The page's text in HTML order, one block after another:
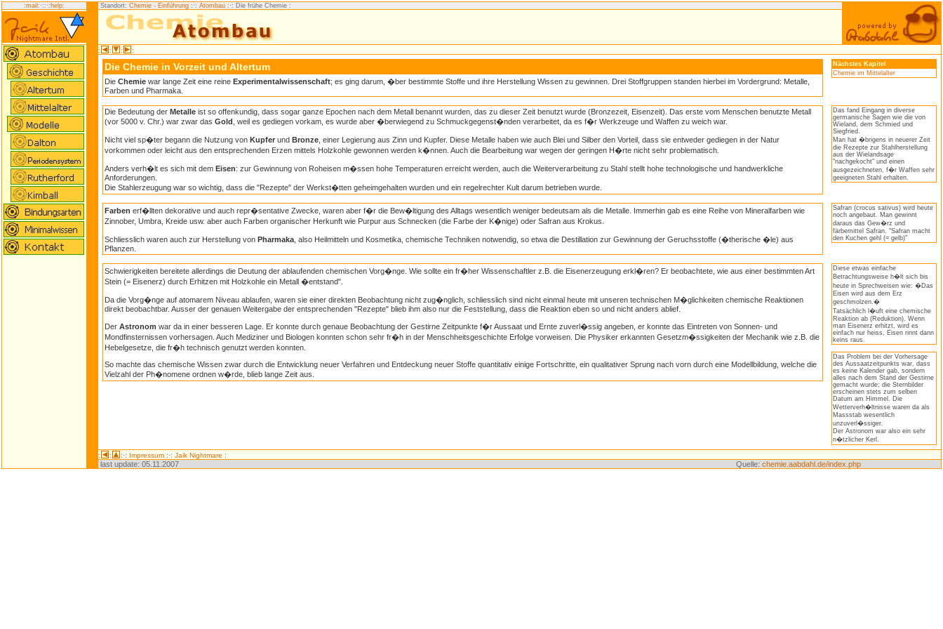
:mail :·::·: help: Standort: Chemie - Einführung :·: Atombau :·: Die frühe Chemie :
: : : :
Die Chemie in Vorzeit und Altertum
Die Chemie war lange Zeit eine reine Experimentalwissenschaft; es ging darum, �ber bestimmte Stoffe und ihre Herstellung Wissen zu gewinnen. Drei Stoffgruppen standen hierbei im Vordergrund: Metalle,
Farben und Pharmaka.
Nächstes Kapitel
Chemie im Mittelalter
Die Bedeutung der Metalle ist so offenkundig, dass sogar ganze Epochen nach dem Metall benannt wurden, das zu dieser Zeit benutzt wurde (Bronzezeit, Eisenzeit). Das erste vom Menschen benutzte Metall
(vor 5000 v. Chr.) war zwar das Gold , weil es gediegen vorkam, es wurde aber �berwiegend zu Schmuckgegenst�nden verarbeitet, da es f�r Werkzeuge und Waffen zu weich war.
Nicht viel sp�ter begann die Nutzung von Kupfer und Bronze , einer Legierung aus Zinn und Kupfer. Diese Metalle haben wie auch Blei und Silber den Vorteil, dass sie entweder gediegen in der Natur
vorkommen oder leicht aus den entsprechenden Erzen mittels Holzkohle gewonnen werden k�nnen. Auch die Bearbeitung war wegen der geringen H�rte nicht sehr problematisch.
Anders verh�lt es sich mit dem Eisen: zur Gewinnung von Roheisen m�ssen hohe Temperaturen erreicht werden, auch die Weiterverarbeitung zu Stahl stellt hohe technologische und handwerkliche
Anforderungen.
Die Stahlerzeugung war so wichtig, dass die "Rezepte" der Werkst�tten geheimgehalten wurden und ein regelrechter Kult darum betrieben wurde.
Das fand Eingang in diverse
germanische Sagen wie die von
Wieland, dem Schmied und
Siegfried.
Man hat �brigens in neuerer Zeit
die Rezepte zur Stahlherstellung
aus der Wielandsage
"nachgekocht" und einen
ausgezeichneten, f�r Waffen sehr
geeigneten Stahl erhalten.
Farben erf�llten dekorative und auch repr�sentative Zwecke, waren aber f�r die Bew�ltigung des Alltags wesentlich weniger bedeutsam als die Metalle. Immerhin gab es eine Reihe von Mineralfarben wie
Zinnober, Umbra, Kreide usw. aber auch Farben organischer Herkunft wie Purpur aus Schnecken (die Farbe der K�nige) oder Safran aus Krokus.
Schliesslich waren auch zur Herstellung von Pharmaka , also Heilmitteln und Kosmetika, chemische Techniken notwendig, so etwa die Destillation zur Gewinnung der Geruchsstoffe (�therische �le) aus
Pflanzen.
Safran (crocus sativus) wird heute
noch angebaut. Man gewinnt
daraus das Gew�rz und
färbemittel Safran. "Safran macht
den Kuchen gehl (= gelb)"
Schwierigkeiten bereitete allerdings die Deutung der ablaufenden chemischen Vorg�nge. Wie sollte ein fr�her Wissenschaftler z.B. die Eisenerzeugung erkl�ren? Er beobachtete, wie aus einer bestimmten Art
Stein (= Eisenerz) durch Erhitzen mit Holzkohle ein Metall �entstand".
Da die Vorg�nge auf atomarem Niveau ablaufen, waren sie einer direkten Beobachtung nicht zug�nglich, schliesslich sind nicht einmal heute mit unseren technischen M�glichkeiten chemische Reaktionen
direkt beobachtbar. Ausser der genauen Weitergabe der entsprechenden "Rezepte" blieb ihm also nur die Feststellung, dass die Reaktion eben so und nicht anders ablief.
Der Astronom war da in einer besseren Lage. Er konnte durch genaue Beobachtung der Gestirne Zeitpunkte f�r Aussaat und Ernte zuverl�ssig angeben, er konnte das Eintreten von Sonnen- und
Mondfinsternissen vorhersagen. Auch Mediziner und Biologen konnten schon sehr fr�h in der Menschheitsgeschichte Erfolge vorweisen. Die Physiker erkannten Gesetzm�ssigkeiten der Mechanik wie z.B. die
Hebelgesetze, die fr�h technisch genutzt werden konnten.
So machte das chemische Wissen zwar durch die Entwicklung neuer Verfahren und Entdeckung neuer Stoffe quantitativ einige Fortschritte, ein qualitativer Sprung nach vorn durch eine Modellbildung, welche die
Vielzahl der Ph�nomene ordnen w�rde, blieb lange Zeit aus.
Diese etwas einfache
Betrachtungsweise h�lt sich bis
heute in Sprechweisen wie: �Das
Eisen wird aus dem Erz
geschmolzen.�
Tatsächlich l�uft eine chemische
Reaktion ab (Reduktion). Wenn
man Eisenerz erhitzt, wird es
einfach nur heiss, Eisen rinnt dann
keins raus.
Das Problem bei der Vorhersage
des Aussaatzeitpunkts war, dass
es keine Kalender gab, sondern
alles nach dem Stand der Gestirne
gemacht wurde; die Sternbilder
erscheinen stets zum selben
Datum am Himmel. Die
Wetterverh�ltnisse waren da als
Massstab wesentlich
unzuverl�ssiger.
Der Astronom war also ein sehr
n�tzlicher Kerl.
: : :·: Impressum :·: Jaik Nightmare :
last update: 05.11.2007 Quelle: chemie.aabdahl.de/index.php